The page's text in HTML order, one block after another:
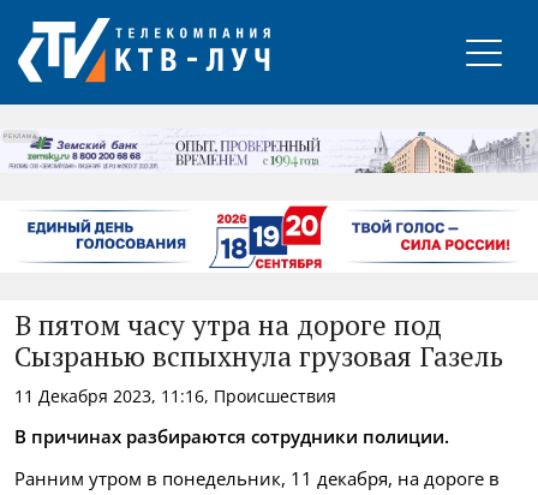
РЕКЛАМА
В пятом часу утра на дороге под
Сызранью вспыхнула грузовая Газель
11 Декабря 2023, 11:16, Происшествия
В причинах разбираются сотрудники полиции.
Ранним утром в понедельник, 11 декабря, на дороге в